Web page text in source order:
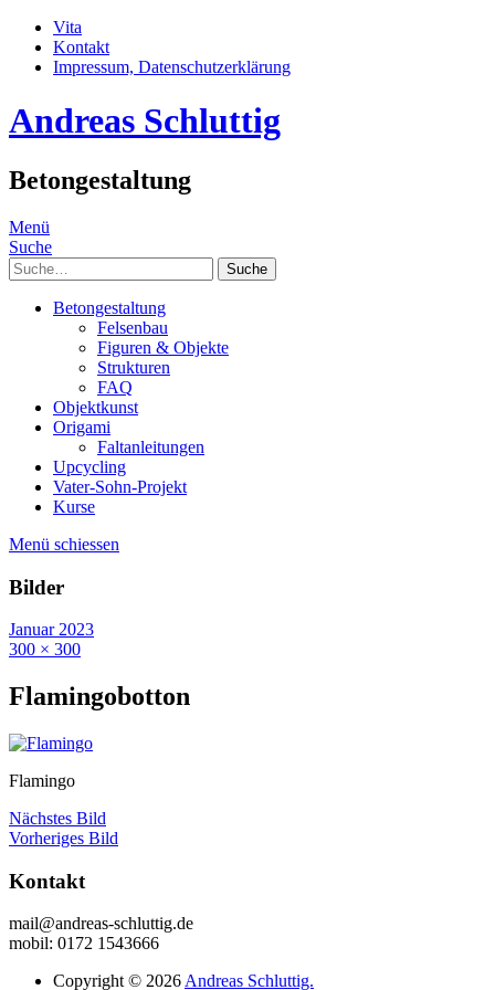
Vita
Kontakt
Impressum, Datenschutzerklärung
Andreas Schluttig
Betongestaltung
Menü
Suche
Suche
Betongestaltung
Felsenbau
Figuren & Objekte
Strukturen
FAQ
Objektkunst
Origami
Faltanleitungen
Upcycling
Vater-Sohn-Projekt
Kurse
Menü schiessen
Bilder
Januar 2023
300 × 300
Flamingobotton
Flamingo
Nächstes Bild
Vorheriges Bild
Kontakt
mail@andreas-schluttig.de
mobil: 0172 1543666
Copyright © 2026Andreas Schluttig.